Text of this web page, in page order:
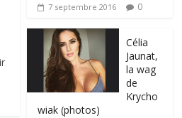
7 septembre 2016 0
Célia
Jaunat,
la wag
de
Krycho
wiak (photos)